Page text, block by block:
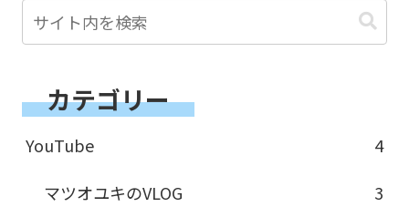
カテゴリー
YouTube
4
マツオユキのVLOG
3